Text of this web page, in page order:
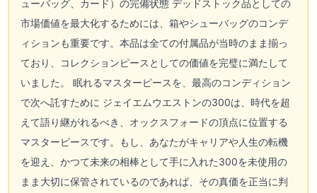
ューバッグ、カード）の完備状態 デッドストック品としての
市場価値を最大化するためには、箱やシューバッグのコンデ
ィションも重要です。本品は全ての付属品が当時のまま揃っ
ており、コレクションピースとしての価値を完璧に満たして
いました。 眠れるマスターピースを、最高のコンディション
で次へ託すために ジェイエムウエストンの300は、時代を超
えて語り継がれるべき、オックスフォードの頂点に位置する
マスターピースです。もし、あなたがキャリアや人生の転機
を迎え、かつて未来の相棒として手に入れた300を未使用の
まま大切に保管されているのであれば、その真価を正当に判